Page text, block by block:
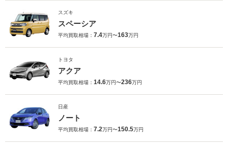
スズキ
スペーシア
平均買取相場： 7.4万円〜163万円
トヨタ
アクア
平均買取相場： 14.6万円〜236万円
日産
ノート
平均買取相場： 7.2万円〜150.5万円